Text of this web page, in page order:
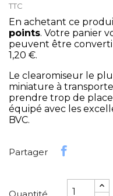
TTC
En achetant ce
points. Votre panier
peuvent être
1,20 €.
Le clearomiseur le
miniature à
prendre trop de
équipé avec les
BVC.
Partager